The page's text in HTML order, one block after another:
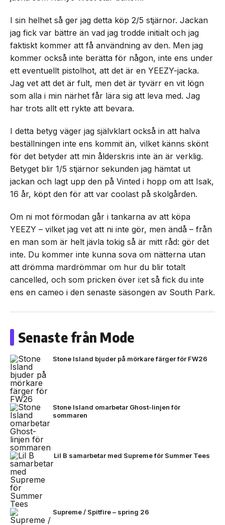
I sin helhet så ger jag detta köp 2/5 stjärnor. Jackan
jag fick var bättre än vad jag trodde initialt och jag
faktiskt kommer att få användning av den. Men jag
kommer också inte berätta för någon, inte ens under
ett eventuellt pistolhot, att det är en YEEZY-jacka.
Jag vet att det är fult, men det är tyvärr en vit lögn
som alla i min närhet får lära sig att leva med. Jag
har trots allt ett rykte att bevara.
I detta betyg väger jag självklart också in att halva
beställningen inte ens kommit än, vilket känns skönt
för det betyder att min ålderskris inte än är verklig.
Betyget blir 1/5 stjärnor sekunden jag hämtat ut
jackan och lagt upp den på Vinted i hopp om att Isak,
16 år, köpt den för att var coolast på skolgården.
Om ni mot förmodan går i tankarna av att köpa
YEEZY – vilket jag vet att ni inte gör, men ändå – från
en man som är helt jävla tokig så är mitt råd: gör det
inte. Du kommer inte kunna sova om nätterna utan
att drömma mardrömmar om hur du blir totalt
cancelled, och som pricken över i:et så fick du inte
ens en cameo i den senaste säsongen av South Park.
Senaste från Mode
Stone Island bjuder på mörkare färger för FW26
Stone Island omarbetar Ghost-linjen för
sommaren
Lil B samarbetar med Supreme för Summer Tees
Supreme / Spitfire – spring 26